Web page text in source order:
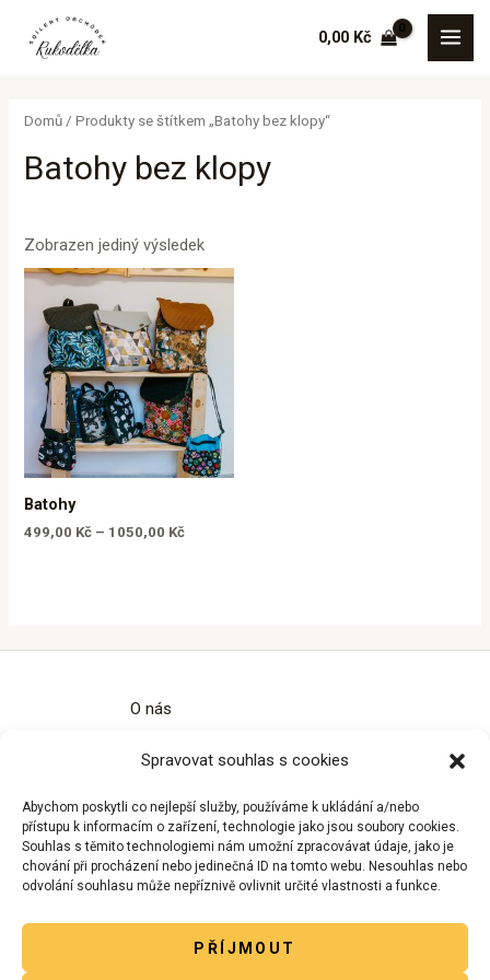
Spravovat souhlas s cookies
Abychom poskytli co nejlepší služby, používáme k ukládání a/nebo
přístupu k informacím o zařízení, technologie jako jsou soubory cookies.
Souhlas s těmito technologiemi nám umožní zpracovávat údaje, jako je
chování při procházení nebo jedinečná ID na tomto webu. Nesouhlas nebo
odvolání souhlasu může nepříznivě ovlivnit určité vlastnosti a funkce.
PŘÍJMOUT
Přeskočit
0,00 Kč
Domů / Produkty se štítkem „Batohy bez klopy“
Batohy bez klopy
Zobrazen jediný výsledek
Batohy
499,00 Kč – 1050,00 Kč
O nás
Obchodní podmínky
Zásady ochrany osobních údajů
Zásady cookies (EU)